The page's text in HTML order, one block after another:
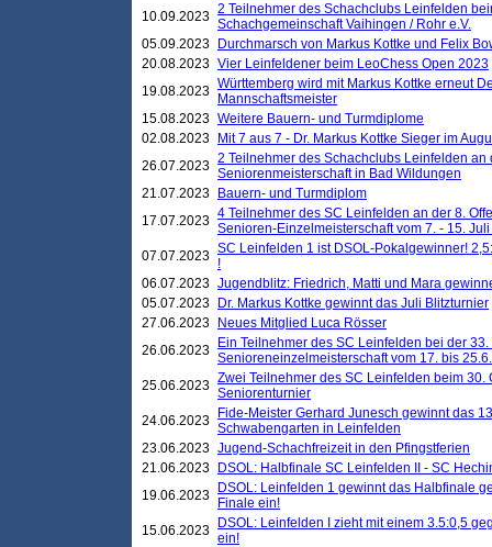
10.09.2023 2 Teilnehmer des Schachclubs Leinfelden
Schachgemeinschaft Vaihingen / Rohr e.V.
05.09.2023
Durchmarsch von Markus Kottke und Felix
20.08.2023 Vier Leinfeldener beim LeoChess Open 2023
19.08.2023 Württemberg wird mit Markus Kottke erneut
Mannschaftsmeister
15.08.2023 Weitere Bauern- und Turmdiplome
02.08.2023
Mit 7 aus 7 - Dr. Markus Kottke Sieger im
26.07.2023 2 Teilnehmer des Schachclubs Leinfelden an
Seniorenmeisterschaft in Bad Wildungen
21.07.2023
Bauern- und Turmdiplom
17.07.2023 4 Teilnehmer des SC Leinfelden an der 8.
Senioren-Einzelmeisterschaft vom 7. - 15.
07.07.2023 SC Leinfelden 1 ist DSOL-Pokalgewinner!
!
06.07.2023 Jugendblitz: Friedrich, Matti und Mara
05.07.2023
Dr. Markus Kottke gewinnt das Juli Blitzturnier
27.06.2023
Neues Mitglied Luca Rösser
26.06.2023
Ein Teilnehmer des SC Leinfelden bei der
Senioreneinzelmeisterschaft vom 17. bis
25.06.2023 Zwei Teilnehmer des SC Leinfelden beim
Seniorenturnier
24.06.2023
Fide-Meister Gerhard Junesch gewinnt das
Schwabengarten in Leinfelden
23.06.2023 Jugend-Schachfreizeit in den Pfingstferien
21.06.2023
DSOL: Halbfinale SC Leinfelden II - SC
19.06.2023
DSOL: Leinfelden 1 gewinnt das Halbfinale
Finale ein!
15.06.2023
DSOL: Leinfelden I zieht mit einem 3.5:0,5
ein!